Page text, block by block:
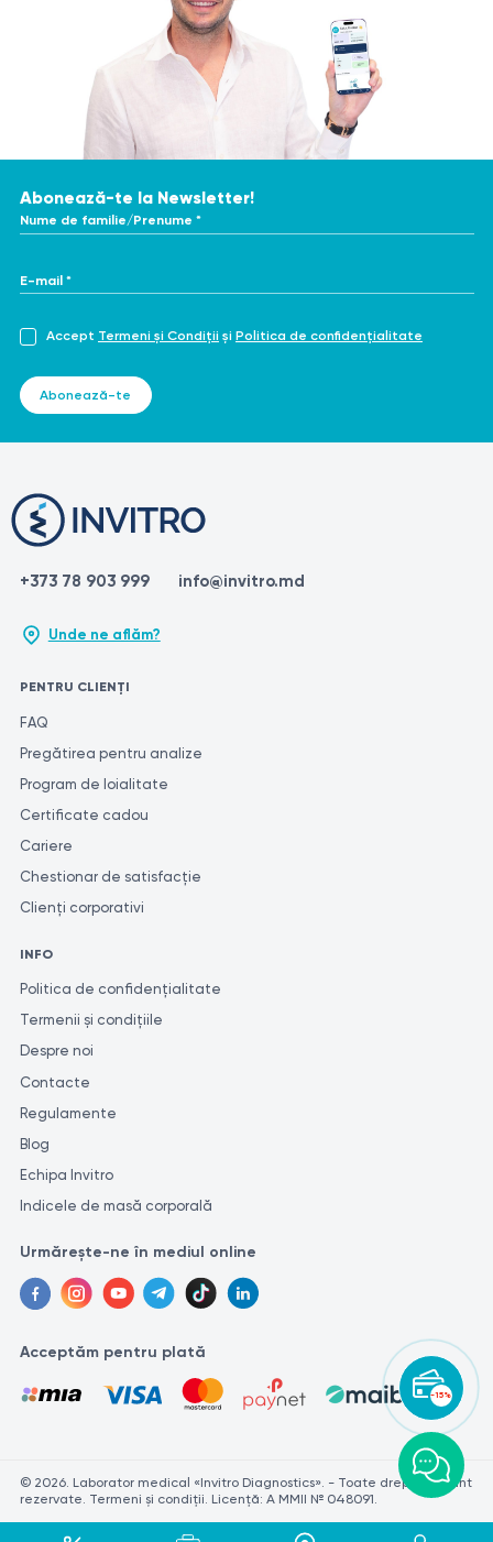
-15%
Abonează-te la Newsletter!
Nume de familie/Prenume *
E-mail *
Accept Termeni și Condiții și Politica de confidențialitate
Abonează-te
+373 78 903 999 info@invitro.md
Unde ne aflăm?
PENTRU CLIENȚI
FAQ
Pregătirea pentru analize
Program de loialitate
Certificate cadou
Cariere
Chestionar de satisfacție
Clienți corporativi
INFO
Politica de confidențialitate
Termenii și condițiile
Despre noi
Contacte
Regulamente
Blog
Echipa Invitro
Indicele de masă corporală
Urmărește-ne în mediul online
Acceptăm pentru plată
© 2026. Laborator medical «Invitro Diagnostics». - Toate drepturile sunt
rezervate. Termeni și condiții. Licență: A MMII № 048091.